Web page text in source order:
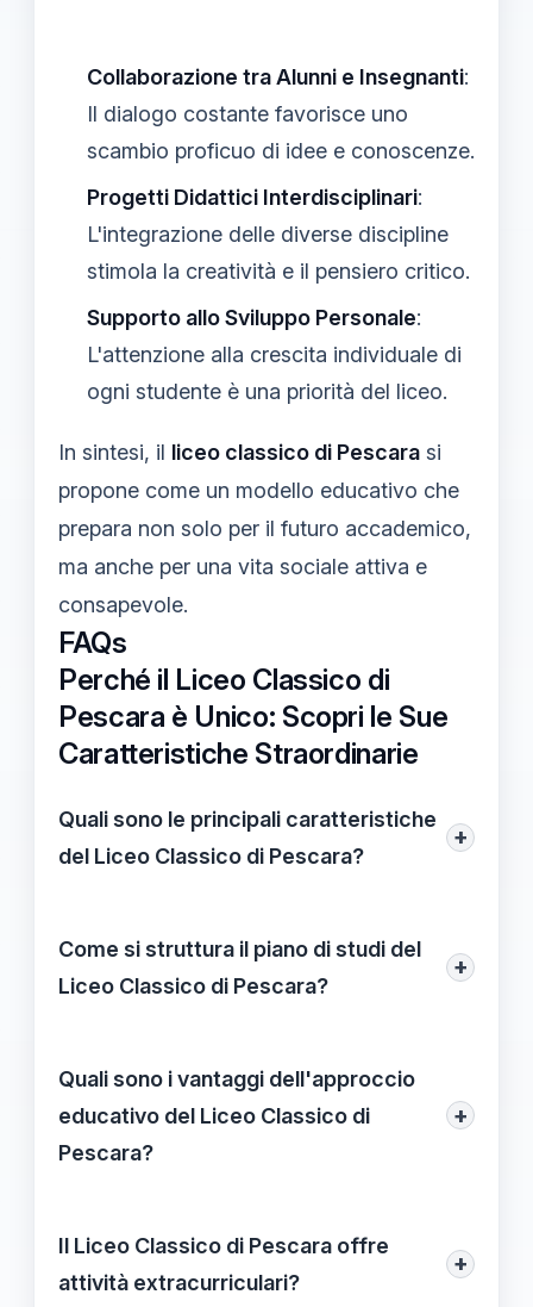
Collaborazione tra Alunni e Insegnanti:
Il dialogo costante favorisce uno
scambio proficuo di idee e conoscenze.
Progetti Didattici Interdisciplinari:
L'integrazione delle diverse discipline
stimola la creatività e il pensiero critico.
Supporto allo Sviluppo Personale:
L'attenzione alla crescita individuale di
ogni studente è una priorità del liceo.
In sintesi, il liceo classico di Pescara si
propone come un modello educativo che
prepara non solo per il futuro accademico,
ma anche per una vita sociale attiva e
consapevole.
FAQs
Perché il Liceo Classico di
Pescara è Unico: Scopri le Sue
Caratteristiche Straordinarie
Quali sono le principali caratteristiche
del Liceo Classico di Pescara?
+
per un curriculum interdisciplinare, progetti
extracurriculari ricchi e un forte supporto
studenti critici e consapevoli.
Come si struttura il piano di studi del
Liceo Classico di Pescara?
+
un'integrazione di materie umanistiche,
scientifiche e artistiche, per favorire una
comprensione profonda delle complessità
Quali sono i vantaggi dell'approccio
educativo del Liceo Classico di
Pescara?
+
curiosità intellettuale, la collaborazione e
l'apprendimento attivo. Questo crea un
Il Liceo Classico di Pescara offre
attività extracurriculari?
+